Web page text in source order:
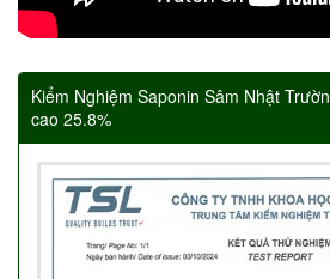
Kiểm Nghiệm Saponin Sâm Nhật
cao 25.8%